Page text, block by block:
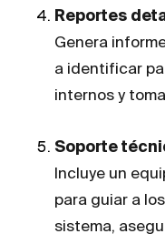
Reportes
Genera
a identificar
internos y
Soporte
Incluye un
para guiar a
sistema,